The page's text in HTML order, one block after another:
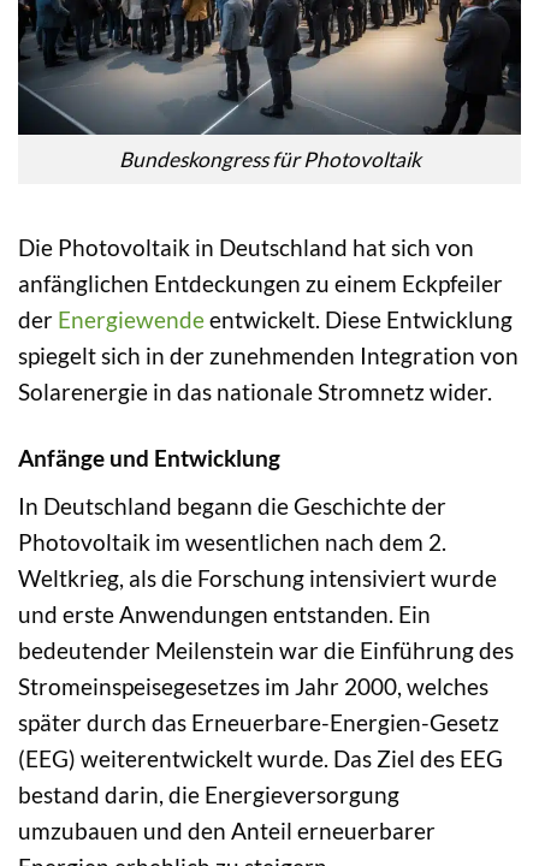
Bundeskongress für Photovoltaik
Die Photovoltaik in Deutschland hat sich von
anfänglichen Entdeckungen zu einem Eckpfeiler
der Energiewendeentwickelt. Diese Entwicklung
spiegelt sich in der zunehmenden Integration von
Solarenergie in das nationale Stromnetz wider.
Anfänge und Entwicklung
In Deutschland begann die Geschichte der
Photovoltaik im wesentlichen nach dem 2.
Weltkrieg, als die Forschung intensiviert wurde
und erste Anwendungen entstanden. Ein
bedeutender Meilenstein war die Einführung des
Stromeinspeisegesetzes im Jahr 2000, welches
später durch das Erneuerbare-Energien-Gesetz
(EEG) weiterentwickelt wurde. Das Ziel des EEG
bestand darin, die Energieversorgung
umzubauen und den Anteil erneuerbarer